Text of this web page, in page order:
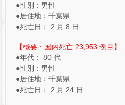
●性別：男性
●居住地：千葉県
●死亡日： 2 月 8 日
【概要・国内死亡 23,953 例目】
●年代： 80 代
●性別：男性
●居住地：千葉県
●死亡日： 2 月 24 日